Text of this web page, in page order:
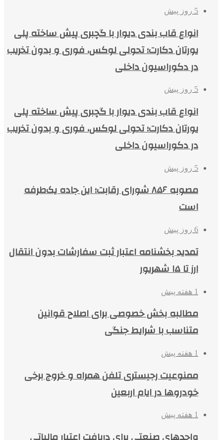
5 روز پیش
انواع قاب بندی دیوار با گچبری پیش ساخته پلی
یورتان دکارت؛ تحولی لوکس، فوری و بدون تخریب
در دکوراسیون داخلی
5 روز پیش
انواع قاب بندی دیوار با گچبری پیش ساخته پلی
یورتان دکارت؛ تحولی لوکس، فوری و بدون تخریب
در دکوراسیون داخلی
5 روز پیش
مصوبه ۸۵۶ شورای رقابت؛ این جاده یک‌طرفه
است
6 روز پیش
تمدید بخشنامه اعتبار ثبت سفارشات بدون انتقال
ارز تا ۱۵ شهریور
1 هفته پیش
مطالبه بخش خصوصی برای اصلاح قوانین
متناسب با شرایط جنگی
1 هفته پیش
ممنوعیت رجیستری تلفن همراه و خروج برخی
خودروها در ایام اربعین
1 هفته پیش